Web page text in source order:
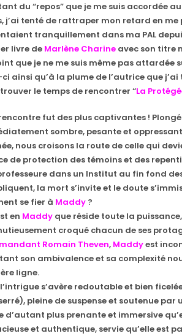
du “repos” que je me suis accordée
j’ai tenté de rattraper mon retard en
tranquillement dans ma PAL
livre de Marlène Charine avec son titre
que je ne me suis même pas attardée
ainsi qu’à la plume de l’autrice que
le temps de rencontrer “La
fut des plus captivantes !
sombre, pesante et
nous croisons la route de celle qui
de protection des témoins et des
dans un Institut au fin fond
la mort s’invite et le doute
se fier à Maddy ?
en Maddy que réside toute la
croqué chacun de ses
Romain Theven, Maddyest
son ambivalence et sa complexité
ligne.
s’avère redoutable et bien
pleine de suspense et soutenue par
d’autant plus prenante et immersive
et authentique, servie qu’elle est